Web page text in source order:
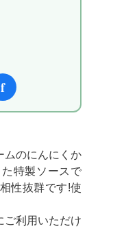
f
ムのにんにくか
特製ソースで
性抜群です!使
ご利用いただけ